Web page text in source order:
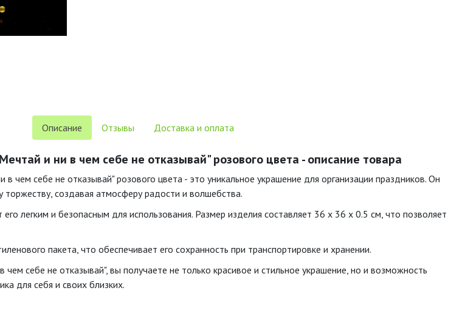
Описание Отзывы Доставка и оплата
и ни в чем себе не отказывай" розового цвета - описание товара
себе не отказывай" розового цвета - это уникальное украшение для организации праздников. Он
создавая атмосферу радости и волшебства.
легким и безопасным для использования. Размер изделия составляет 36 x 36 x 0.5 см, что позволяет
пакета, что обеспечивает его сохранность при транспортировке и хранении.
себе не отказывай", вы получаете не только красивое и стильное украшение, но и возможность
для себя и своих близких.